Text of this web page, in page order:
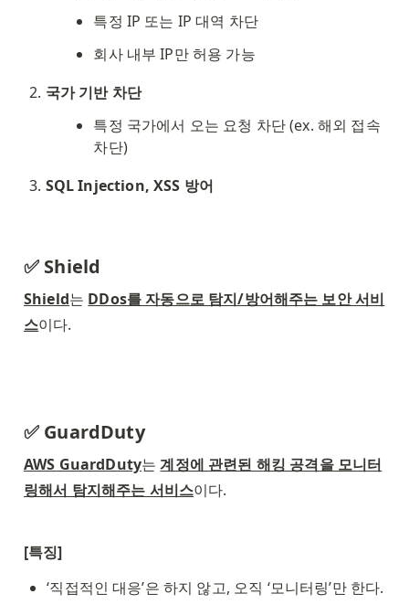
특정 IP 또는 IP 대역 차단
회사 내부 IP만 허용 가능
국가 기반 차단
특정 국가에서 오는 요청 차단 (ex. 해외 접속
차단)
SQL Injection, XSS 방어
✅ Shield
Shield는 DDos를 자동으로 탐지/방어해주는 보안 서비
스이다.
✅ GuardDuty
AWS GuardDuty는 계정에 관련된 해킹 공격을 모니터
링해서 탐지해주는 서비스이다.
[특징]
‘직접적인 대응’은 하지 않고, 오직 ‘모니터링’만 한다.